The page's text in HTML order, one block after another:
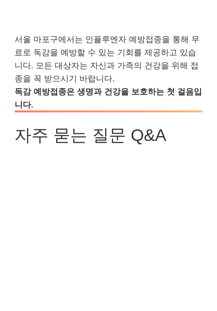
서울 마포구에서는 인플루엔자 예방접종을 통해 무
료로 독감을 예방할 수 있는 기회를 제공하고 있습
니다. 모든 대상자는 자신과 가족의 건강을 위해 접
종을 꼭 받으시기 바랍니다.
독감 예방접종은 생명과 건강을 보호하는 첫 걸음입
니다.
자주 묻는 질문 Q&A